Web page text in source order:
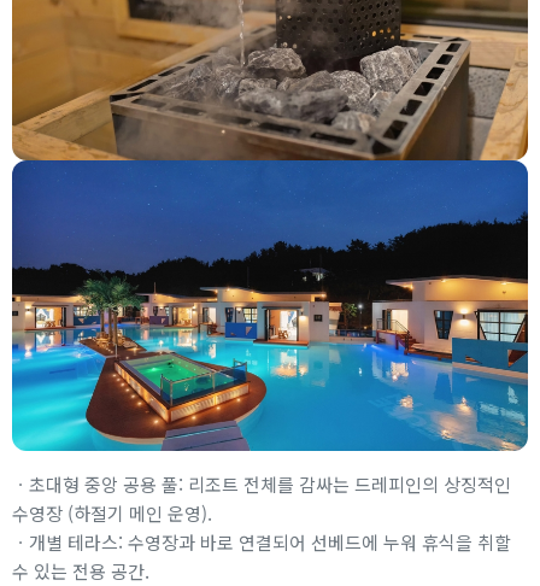
ㆍ초대형 중앙 공용 풀: 리조트 전체를 감싸는 드레피인의 상징적인
수영장 (하절기 메인 운영).
ㆍ개별 테라스: 수영장과 바로 연결되어 선베드에 누워 휴식을 취할
수 있는 전용 공간.